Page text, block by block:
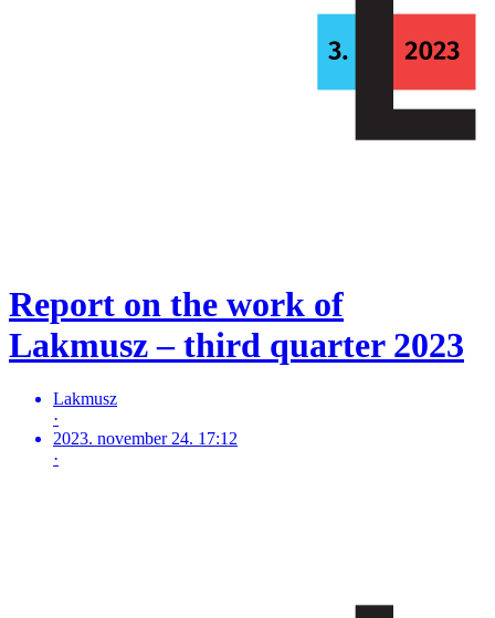
Report on the work of
Lakmusz – third quarter 2023
Lakmusz
·
2023. november 24. 17:12
·